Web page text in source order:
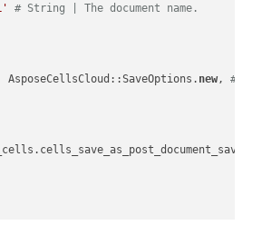
# String | The document name.
AsposeCellsCloud::SaveOptions.
new, #